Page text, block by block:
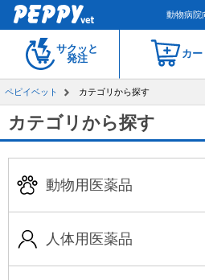
動物病院
サクッと
発注
カー
ペピイベット カテゴリから探す
カテゴリから探す
動物用医薬品
人体用医薬品